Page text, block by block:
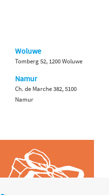
Woluwe
Tomberg 52, 1200 Woluwe
Namur
Ch. de Marche 382, 5100
Namur